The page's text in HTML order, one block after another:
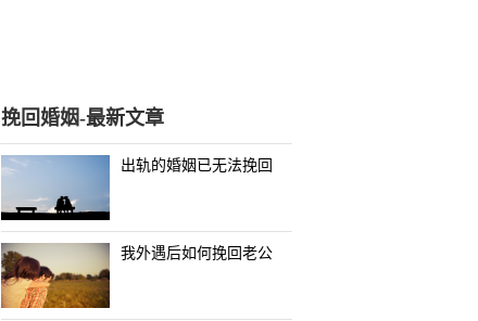
挽回婚姻-最新文章
出轨的婚姻已无法挽回
我外遇后如何挽回老公